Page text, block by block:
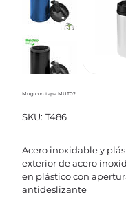
Mug con tapa MUT02
SKU: SKU
T486
T486
Acero inoxidable y
exterior de acero
en plástico con
antideslizante